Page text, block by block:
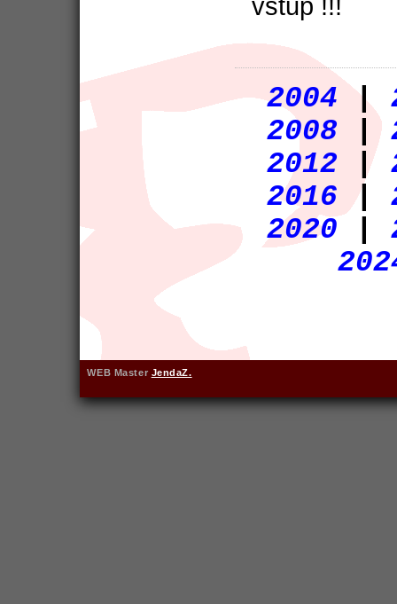
2004 |
2008 |
2012 |
2016 |
2020
WEB Master JendaZ.